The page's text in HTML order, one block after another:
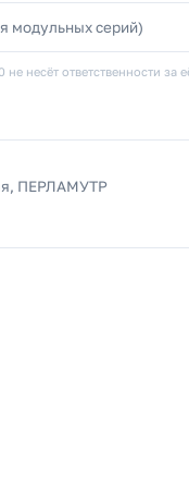
модульных серий)
несёт ответственности за
ПЕРЛАМУТР